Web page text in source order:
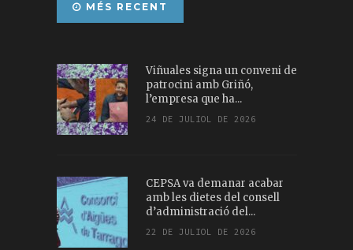
MÉS RECENT
Viñuales signa un conveni de
patrocini amb Griñó,
l’empresa que ha...
24 DE JULIOL DE 2026
CEPSA va demanar acabar
amb les dietes del consell
d’administració del...
22 DE JULIOL DE 2026